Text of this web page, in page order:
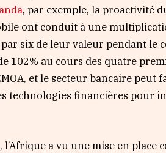
, par exemple, la proactivité
ont conduit à une
six de leur valeur pendant le
102% au cours des quatre
et le secteur bancaire peut
technologies financières pour
a vu une mise en place